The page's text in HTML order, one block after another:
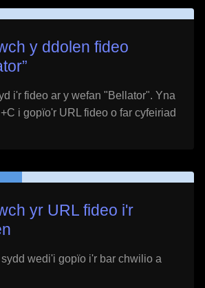
y ddolen fideo
”
i'r fideo ar y wefan "Bellator". Yna
i gopïo'r URL fideo o far cyfeiriad
yr URL fideo i'r
wedi'i gopïo i'r bar chwilio a